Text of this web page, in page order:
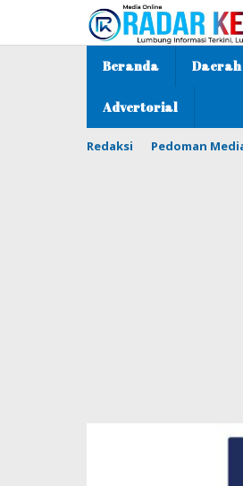
konten
Beranda Daerah
Advertorial
Redaksi Pedoman